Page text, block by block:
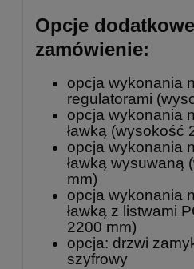
Opcje
zamówienie:
opcja wykonania
regulatorami
opcja wykonania
ławką (wysokość
opcja wykonania
ławką wysuwaną
mm)
opcja wykonania
ławką z listwami
2200 mm)
opcja: drzwi
szyfrowy